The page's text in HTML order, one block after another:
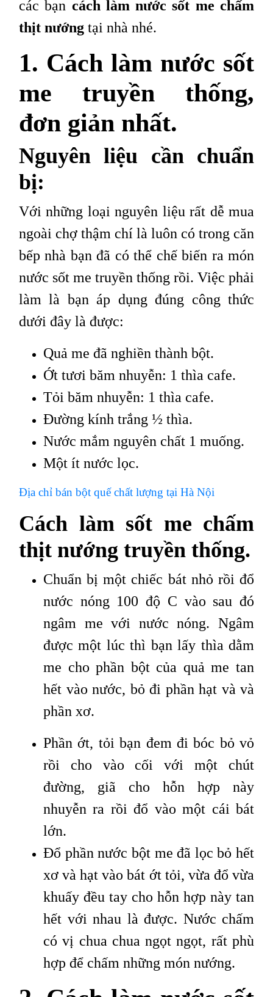
các bạn cách làm nước sốt me chấm
thịt nướng tại nhà nhé.
1. Cách làm nước sốt
me truyền thống,
đơn giản nhất.
Nguyên liệu cần chuẩn
bị:
Với những loại nguyên liệu rất dễ mua
ngoài chợ thậm chí là luôn có trong căn
bếp nhà bạn đã có thể chế biến ra món
nước sốt me truyền thống rồi. Việc phải
làm là bạn áp dụng đúng công thức
dưới đây là được:
Quả me đã nghiền thành bột.
Ớt tươi băm nhuyễn: 1 thìa cafe.
Tỏi băm nhuyễn: 1 thìa cafe.
Đường kính trắng ½ thìa.
Nước mắm nguyên chất 1 muống.
Một ít nước lọc.
Địa chỉ bán bột quế chất lượng tại Hà Nội
Cách làm sốt me chấm
thịt nướng truyền thống.
Chuẩn bị một chiếc bát nhỏ rồi đổ
nước nóng 100 độ C vào sau đó
ngâm me với nước nóng. Ngâm
được một lúc thì bạn lấy thìa dằm
me cho phần bột của quả me tan
hết vào nước, bỏ đi phần hạt và và
phần xơ.
Phần ớt, tỏi bạn đem đi bóc bỏ vỏ
rồi cho vào cối với một chút
đường, giã cho hỗn hợp này
nhuyễn ra rồi đổ vào một cái bát
lớn.
Đổ phần nước bột me đã lọc bỏ hết
xơ và hạt vào bát ớt tỏi, vừa đổ vừa
khuấy đều tay cho hỗn hợp này tan
hết với nhau là được. Nước chấm
có vị chua chua ngọt ngọt, rất phù
hợp để chấm những món nướng.